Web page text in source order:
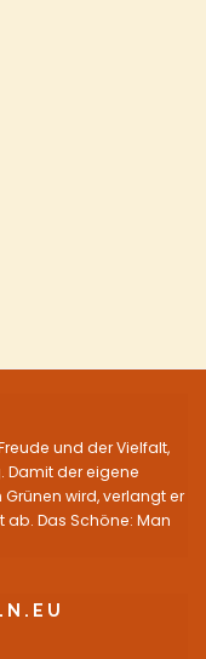
und der Vielfalt,
Damit der eigene
wird, verlangt er
Das Schöne: Man